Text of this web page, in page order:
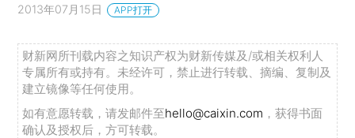
2013年07月15日 APP打开
财新网所刊载内容之知识产权为财新传媒及/或相关权利人
专属所有或持有。未经许可，禁止进行转载、摘编、复制及
建立镜像等任何使用。
如有意愿转载，请发邮件至hello@caixin.com ，获得书面
确认及授权后，方可转载。